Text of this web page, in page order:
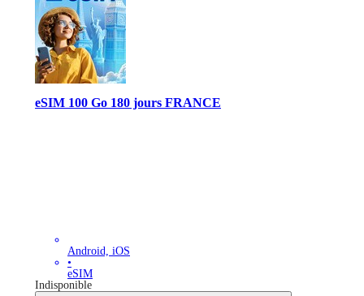
eSIM 100 Go 180 jours FRANCE
Android, iOS
•
eSIM
Indisponible